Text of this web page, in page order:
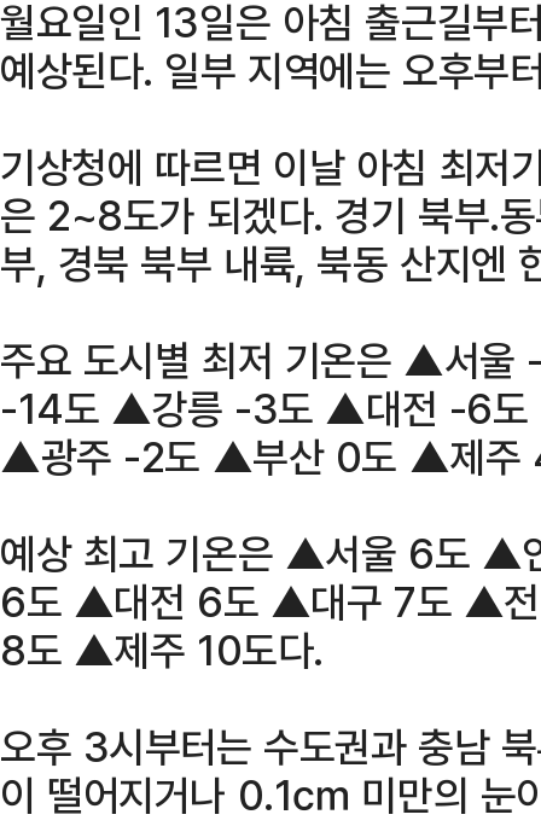
월요일인 13일은 아침 출근길부
예상된다. 일부 지역에는 오후부
기상청에 따르면 이날 아침 최
은 2~8도가 되겠다. 경기 북부.
부, 경북 북부 내륙, 북동 산지엔
주요 도시별 최저 기온은 ▲서
-14도 ▲강릉 -3도 ▲대전 -6
▲광주 -2도 ▲부산 0도 ▲제주
예상 최고 기온은 ▲서울 6도
6도 ▲대전 6도 ▲대구 7도 ▲
8도 ▲제주 10도다.
오후 3시부터는 수도권과 충남
이 떨어지거나 0.1㎝ 미만의 눈